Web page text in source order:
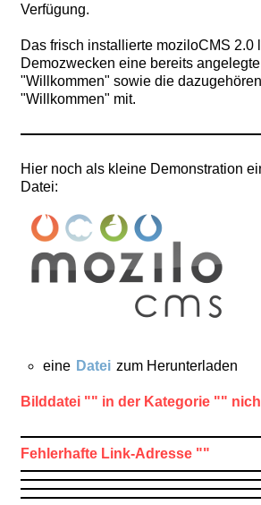
Verfügung.
Das frisch installierte moziloCMS 2.0
Demozwecken eine bereits
"Willkommen" sowie die
"Willkommen" mit.
Hier noch als kleine Demonstration
Datei:
eine Datei zum Herunterladen
Bilddatei "" in der Kategorie ""
Fehlerhafte Link-Adresse ""